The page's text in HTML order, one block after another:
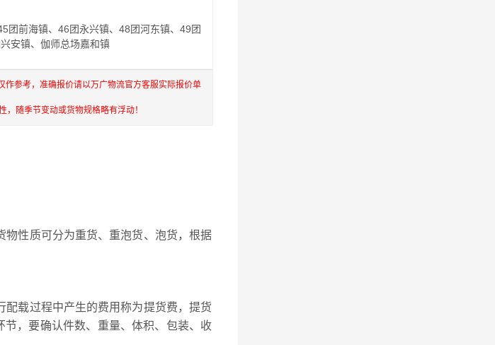
团前海镇、46团永兴镇、48团河东镇、49团
安镇、伽师总场嘉和镇
参考，准确报价请以万广物流官方客服实际报价单
随季节变动或货物规格略有浮动！
物性质可分为重货、重泡货、泡货，根据
载过程中产生的费用称为提货费，提货
，要确认件数、重量、体积、包装、收